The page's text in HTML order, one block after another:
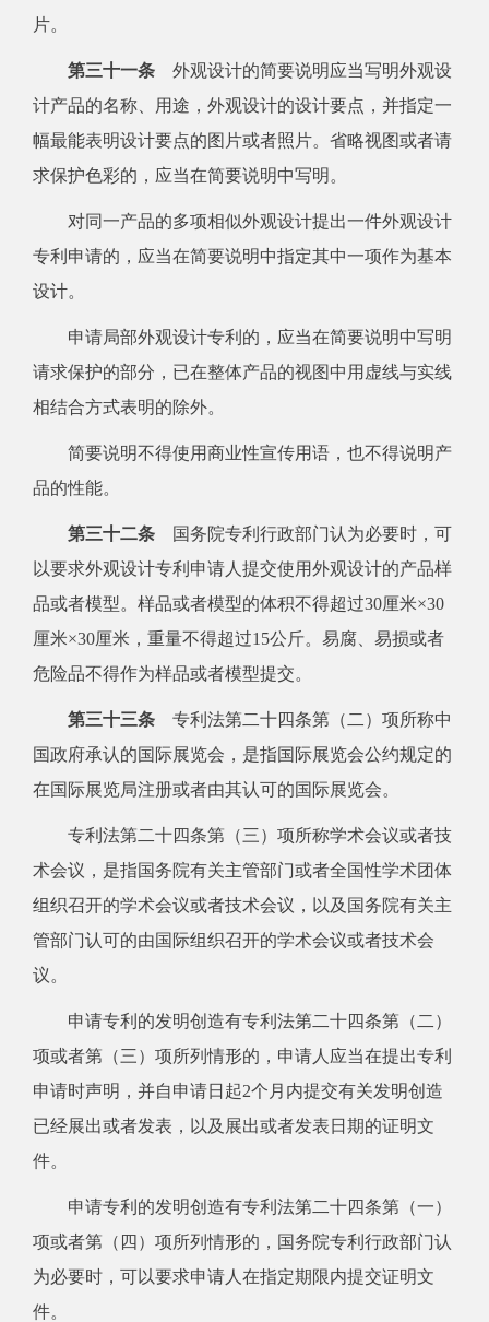
片。
第三十一条 外观设计的简要说明应当写明外观设
计产品的名称、用途，外观设计的设计要点，并指定一
幅最能表明设计要点的图片或者照片。省略视图或者请
求保护色彩的，应当在简要说明中写明。
对同一产品的多项相似外观设计提出一件外观设计
专利申请的，应当在简要说明中指定其中一项作为基本
设计。
申请局部外观设计专利的，应当在简要说明中写明
请求保护的部分，已在整体产品的视图中用虚线与实线
相结合方式表明的除外。
简要说明不得使用商业性宣传用语，也不得说明产
品的性能。
第三十二条 国务院专利行政部门认为必要时，可
以要求外观设计专利申请人提交使用外观设计的产品样
品或者模型。样品或者模型的体积不得超过30厘米×30
厘米×30厘米，重量不得超过15公斤。易腐、易损或者
危险品不得作为样品或者模型提交。
第三十三条 专利法第二十四条第（二）项所称中
国政府承认的国际展览会，是指国际展览会公约规定的
在国际展览局注册或者由其认可的国际展览会。
专利法第二十四条第（三）项所称学术会议或者技
术会议，是指国务院有关主管部门或者全国性学术团体
组织召开的学术会议或者技术会议，以及国务院有关主
管部门认可的由国际组织召开的学术会议或者技术会
议。
申请专利的发明创造有专利法第二十四条第（二）
项或者第（三）项所列情形的，申请人应当在提出专利
申请时声明，并自申请日起2个月内提交有关发明创造
已经展出或者发表，以及展出或者发表日期的证明文
件。
申请专利的发明创造有专利法第二十四条第（一）
项或者第（四）项所列情形的，国务院专利行政部门认
为必要时，可以要求申请人在指定期限内提交证明文
件。